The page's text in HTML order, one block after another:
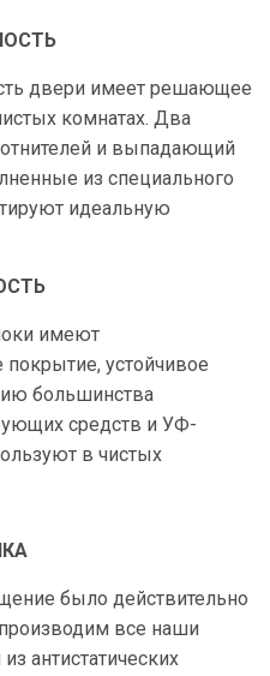
двери имеет решающее
комнатах. Два
и выпадающий
из специального
идеальную
имеют
устойчивое
большинства
средств и УФ-
в чистых
было действительно
все наши
антистатических